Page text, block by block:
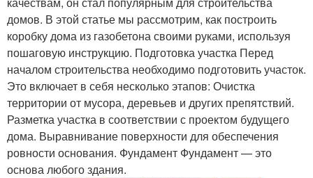
домов. В этой статье мы рассмотрим, как построить
коробку дома из газобетона своими руками, используя
пошаговую инструкцию. Подготовка участка Перед
началом строительства необходимо подготовить участок.
Это включает в себя несколько этапов: Очистка
территории от мусора, деревьев и других препятствий.
Разметка участка в соответствии с проектом будущего
дома. Выравнивание поверхности для обеспечения
ровности основания. Фундамент Фундамент — это
основа любого здания.